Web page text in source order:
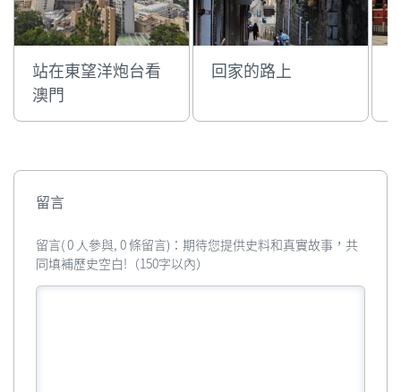
站在東望洋炮台看
澳門
回家的路上
留言
留言( 0 人參與, 0 條留言)：期待您提供史料和真實故事，共
同填補歷史空白!（150字以內）